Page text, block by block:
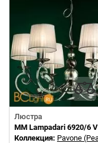
Люстра
MM Lampadari 6920/6
Коллекция: Pavone